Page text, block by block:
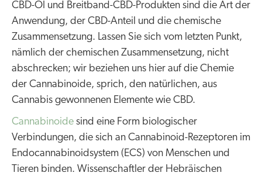
CBD-Öl und Breitband-CBD-Produkten sind die Art der
Anwendung, der CBD-Anteil und die chemische
Zusammensetzung. Lassen Sie sich vom letzten Punkt,
nämlich der chemischen Zusammensetzung, nicht
abschrecken; wir beziehen uns hier auf die Chemie
der Cannabinoide, sprich, den natürlichen, aus
Cannabis gewonnenen Elemente wie CBD.
Cannabinoide sind eine Form biologischer
Verbindungen, die sich an Cannabinoid-Rezeptoren im
Endocannabinoidsystem (ECS) von Menschen und
Tieren binden. Wissenschaftler der Hebräischen